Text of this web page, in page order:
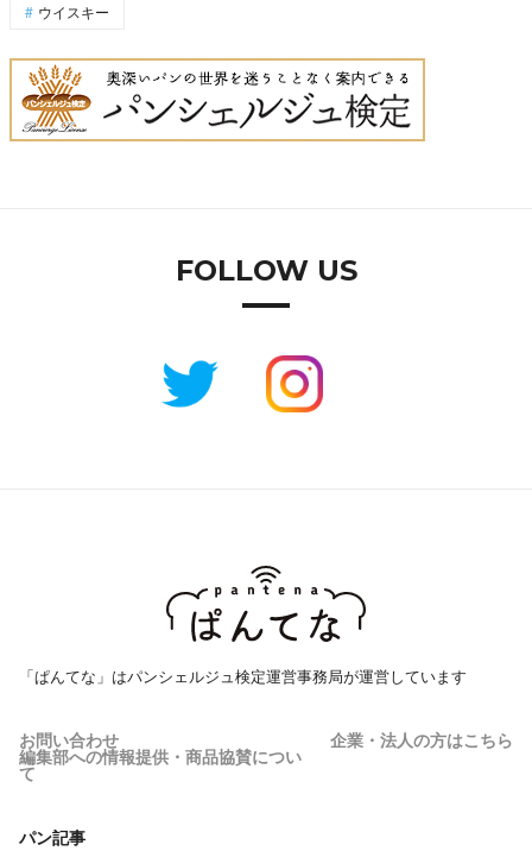
ウイスキー
FOLLOW US
「ぱんてな」はパンシェルジュ検定運営事務局が運営しています
お問い合わせ 企業・法人の方はこちら
編集部への情報提供・商品協賛につい
て
パン記事